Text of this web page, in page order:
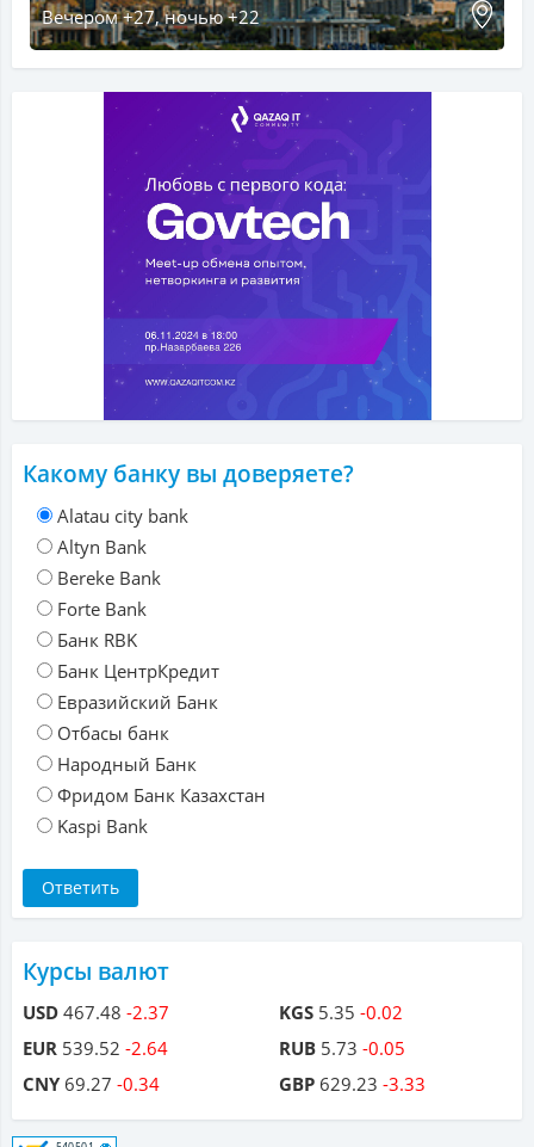
Вечером +27, ночью +22
Какому банку вы доверяете?
Alatau city bank
Altyn Bank
Bereke Bank
Forte Bank
Банк RBK
Банк ЦентрКредит
Евразийский Банк
Отбасы банк
Народный Банк
Фридом Банк Казахстан
Kaspi Bank
Курсы валют
USD 467.48 -2.37
EUR 539.52 -2.64
CNY69.27 -0.34
KGS 5.35 -0.02
RUB 5.73 -0.05
GBP 629.23 -3.33